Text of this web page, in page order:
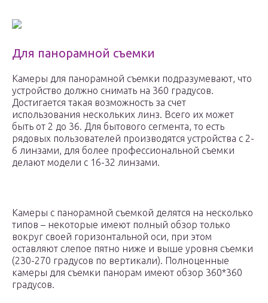
Для панорамной съемки
Камеры для панорамной съемки подразумевают, что
устройство должно снимать на 360 градусов.
Достигается такая возможность за счет
использования нескольких линз. Всего их может
быть от 2 до 36. Для бытового сегмента, то есть
рядовых пользователей производятся устройства с 2-
6 линзами, для более профессиональной съемки
делают модели с 16-32 линзами.
Камеры с панорамной съемкой делятся на несколько
типов – некоторые имеют полный обзор только
вокруг своей горизонтальной оси, при этом
оставляют слепое пятно ниже и выше уровня съемки
(230-270 градусов по вертикали). Полноценные
камеры для съемки панорам имеют обзор 360*360
градусов.